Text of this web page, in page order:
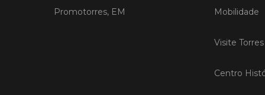
Promotorres, EM Mobilidade
Visite
Centro